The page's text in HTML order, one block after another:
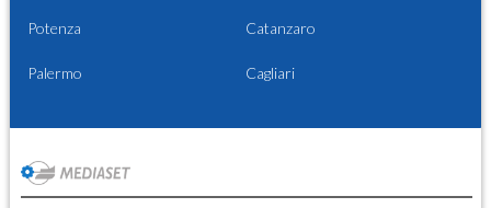
Potenza Catanzaro
Palermo Cagliari